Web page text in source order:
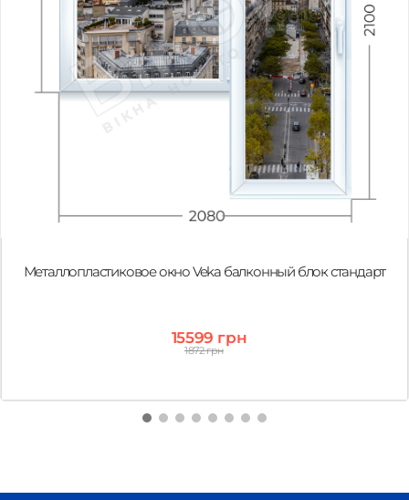
Металлопластиковое окно Veka балконный блок стандарт
15599 грн
1872 грн